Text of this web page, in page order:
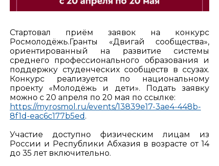
Стартовал приём заявок на конкурс
Росмолодёжь.Гранты «Двигай сообщества»,
ориентированный на развитие системы
среднего профессионального образования и
поддержку студенческих сообществ в ссузах.
Конкурс реализуется по национальному
проекту «Молодёжь и дети». Подать заявку
можно с 20 апреля по 20 мая по ссылке:
https://myrosmol.ru/events/13839e17-3ae4-448b-
8f1d-eac6c177b5ed .
Участие доступно физическим лицам из
России и Республики Абхазия в возрасте от 14
до 35 лет включительно.